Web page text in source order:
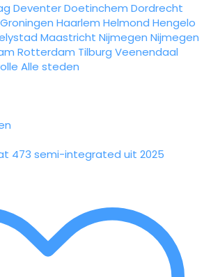
DeventerDoetinchem Dordrecht
Groningen Haarlem Helmond Hengelo
Maastricht Nijmegen Nijmegen
Rotterdam Tilburg Veenendaal
Alle steden
473 semi-integrated uit 2025